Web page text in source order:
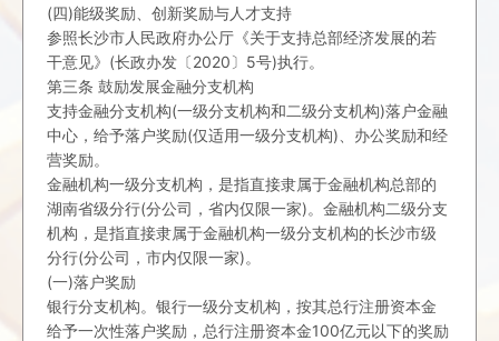
(四)能级奖励、创新奖励与人才支持
参照长沙市人民政府办公厅《关于支持总部经济发展的若
干意见》(长政办发〔2020〕5号)执行。
第三条 鼓励发展金融分支机构
支持金融分支机构(一级分支机构和二级分支机构)落户金融
中心，给予落户奖励(仅适用一级分支机构)、办公奖励和经
营奖励。
金融机构一级分支机构，是指直接隶属于金融机构总部的
湖南省级分行(分公司，省内仅限一家)。金融机构二级分支
机构，是指直接隶属于金融机构一级分支机构的长沙市级
分行(分公司，市内仅限一家)。
(一)落户奖励
银行分支机构。银行一级分支机构，按其总行注册资本金
给予一次性落户奖励，总行注册资本金100亿元以下的奖励